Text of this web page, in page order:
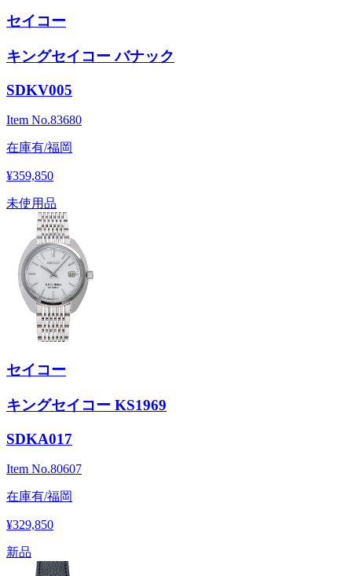
セイコー
キングセイコー バナック
SDKV005
Item No.83680
在庫有/福岡
¥359,850
未使用品
セイコー
キングセイコー KS1969
SDKA017
Item No.80607
在庫有/福岡
¥329,850
新品